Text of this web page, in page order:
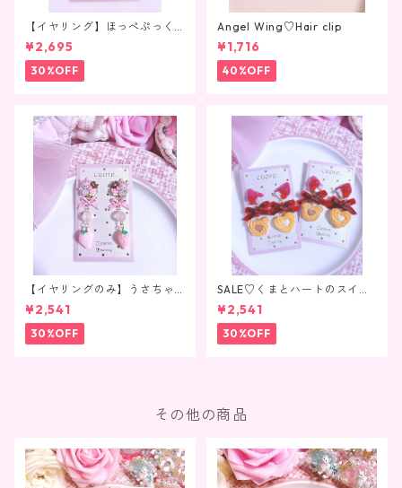
【イヤリング】ほっぺぷっく
りうさちゃん
¥2,695
30%OFF
Angel Wing♡Hair clip
¥1,716
40%OFF
【イヤリングのみ】うさちゃ
んいちごちょこれーと
¥2,541
30%OFF
SALE♡くまとハートのスイー
ツクッキー♡
¥2,541
30%OFF
その他の商品